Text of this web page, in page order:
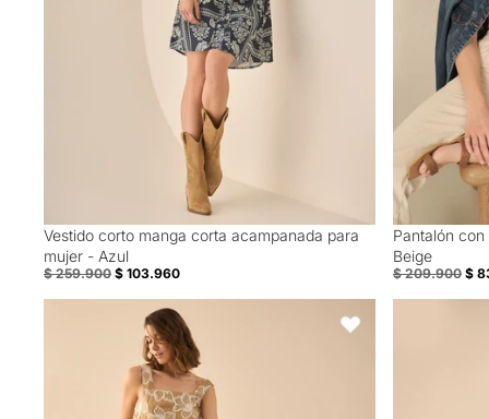
60% Off
Vestido corto manga corta acampanada para
mujer - Azul
$ 259.900 $ 103.960
60% Off
Pantalón
Beige
$ 209.900 $
Short con flores bordadas para mujer - Café
Favoritos
Camisa